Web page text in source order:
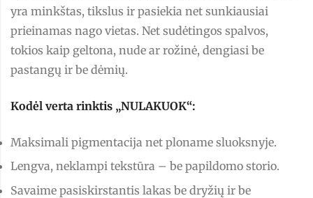
yra minkštas, tikslus ir pasiekia net sunkiausiai
prieinamas nago vietas. Net sudėtingos spalvos,
tokios kaip geltona, nude ar rožinė, dengiasi be
pastangų ir be dėmių.
Kodėl verta rinktis „NULAKUOK“:
Maksimali pigmentacija net ploname sluoksnyje.
Lengva, neklampi tekstūra – be papildomo storio.
Savaime pasiskirstantis lakas be dryžių ir be